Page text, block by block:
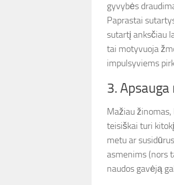
gyvybės
Paprastai
sutartį anksčiau
tai motyvuoja
impulsyviems
3.
Mažiau
teisiškai turi
metu ar
asmenims (nors
naudos gavėją